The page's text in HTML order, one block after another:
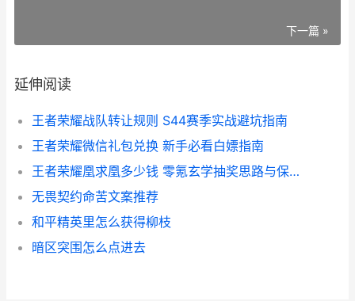
下一篇 »
延伸阅读
王者荣耀战队转让规则 S44赛季实战避坑指南
王者荣耀微信礼包兑换 新手必看白嫖指南
王者荣耀凰求凰多少钱 零氪玄学抽奖思路与保底计算
无畏契约命苦文案推荐
和平精英里怎么获得柳枝
暗区突围怎么点进去